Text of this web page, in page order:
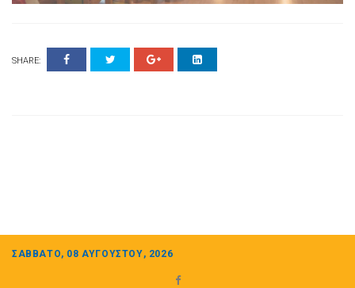
SHARE:
ΣΆΒΒΑΤΟ, 08 ΑΥΓΟΎΣΤΟΥ, 2026